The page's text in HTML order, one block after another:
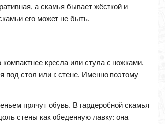
а скамья бывает жёсткой и
его может не быть.
кресла или стула с ножками.
под стол или к стене. Именно поэтому
прячут обувь. В гардеробной скамья
стены как обеденную лавку: она